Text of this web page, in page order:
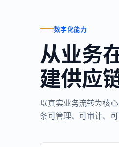
数字化能力
从业务
建供应
以真实业务流转为核
条可管理、可审计、可